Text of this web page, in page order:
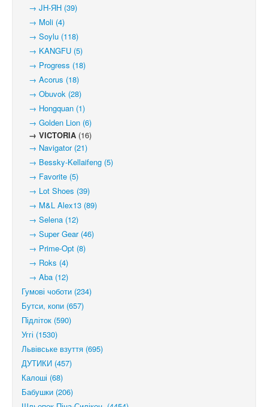
→ JH-ЯН (39)
→ Moli (4)
→ Soylu (118)
→ KANGFU (5)
→ Progress (18)
→ Acorus (18)
→ Obuvok (28)
→ Hongquan (1)
→ Golden Lion (6)
→ VICTORIA (16)
→ Navigator (21)
→ Bessky-Kellaifeng (5)
→ Favorite (5)
→ Lot Shoes (39)
→ M&L Alex13 (89)
→ Selena (12)
→ Super Gear (46)
→ Prime-Opt (8)
→ Roks (4)
→ Aba (12)
Гумові чоботи (234)
Бутси, копи (657)
Підліток (590)
Уггі (1530)
Львівське взуття (695)
ДУТИКИ (457)
Калоші (68)
Бабушки (206)